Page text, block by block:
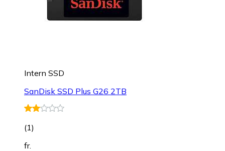
Intern SSD
SanDisk SSD Plus G26 2TB
(1)
fr.